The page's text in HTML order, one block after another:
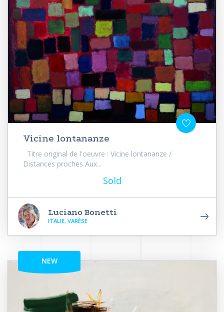
Vicine lontananze
Titre original de l'oeuvre : Vicine lontananze /
Distances proches Aux...
Sold
Luciano Bonetti
ITALIE, VARÈSE
NEW